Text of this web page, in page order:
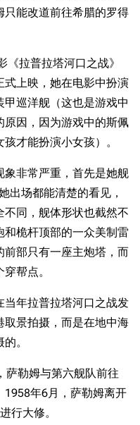
能改道前往希腊的罗得
拉普拉塔河口之战》
式上映，她在电影中扮演
甲巡洋舰（这也是游戏中
原因，因为游戏中的斯佩
才能扮演小女孩）。
非常严重，首先是她舰
出场都能清楚的看见，
同，舰体形状也截然不
和桅杆顶部的一众美制雷
部只有一座主炮塔，而
帮点。
当年拉普拉塔河口之战发
景拍摄，而是在地中海
。
萨勒姆与第六舰队前往
1958年6月，萨勒姆离开
行大修。